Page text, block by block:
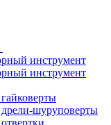
инструмент
инструмент
шуруповерты